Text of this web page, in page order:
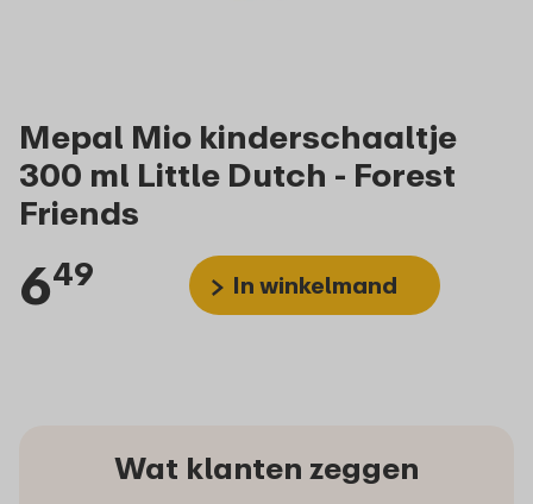
Mepal Mio kinderschaaltje
300 ml Little Dutch - Forest
Friends
649 In winkelmand
Wat klanten zeggen